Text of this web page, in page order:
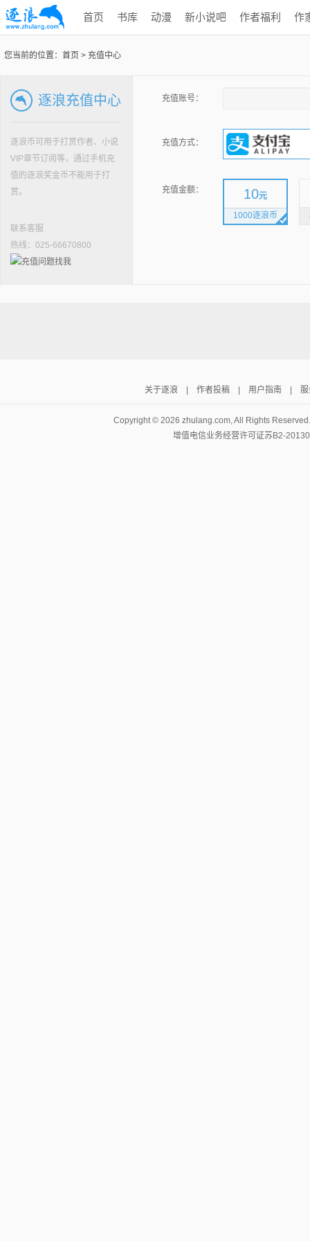
首页 书库 动漫 新小说吧 作者福利 作
您当前的位置： 首页 > 充值中心
逐浪充值中心
逐浪币可用于打赏作者、小说
VIP章节订阅等，通过手机充
值的逐浪奖金币不能用于打
赏。
联系客服
热线：025-66670800
充值账号：
充值方式：
充值金额： 10元
1000逐浪币
关于逐浪 作者投稿| 用户指南 服
Copyright © 2026 zhulang.com, All Rights
增值电信业务经营许可证苏B2-